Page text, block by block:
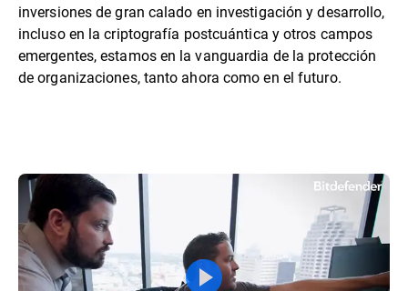
inversiones de gran calado en investigación y desarrollo,
incluso en la criptografía postcuántica y otros campos
emergentes, estamos en la vanguardia de la protección
de organizaciones, tanto ahora como en el futuro.